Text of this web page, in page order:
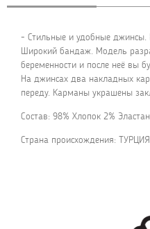
- Стильные и удобные
Широкий бандаж. Модель
беременности и после неё вы
На джинсах два накладных
переду. Карманы украшены
Состав: 98% Хлопок 2% Эластан
Страна происхождения: ТУРЦИЯ